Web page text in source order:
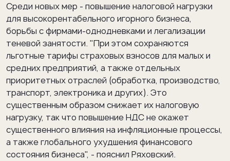
Среди новых мер - повышение налоговой нагрузки
для высокорентабельного игорного бизнеса,
борьбы с фирмами-однодневками и легализации
теневой занятости. "При этом сохраняются
льготные тарифы страховых взносов для малых и
средних предприятий, а также отдельных
приоритетных отраслей (обработка, производство,
транспорт, электроника и других). Это
существенным образом снижает их налоговую
нагрузку, так что повышение НДС не окажет
существенного влияния на инфляционные процессы,
а также глобального ухудшения финансового
состояния бизнеса", - пояснил Ряховский.